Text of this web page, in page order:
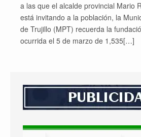
a las que el alcalde provincial Mario
está invitando a la población, la
de Trujillo (MPT) recuerda la
ocurrida el 5 de marzo de 1,535[…]